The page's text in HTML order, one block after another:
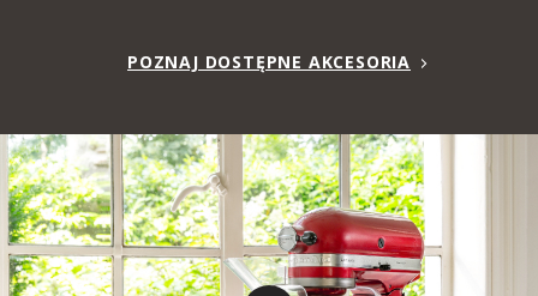
POZNAJ DOSTĘPNE AKCESORIA